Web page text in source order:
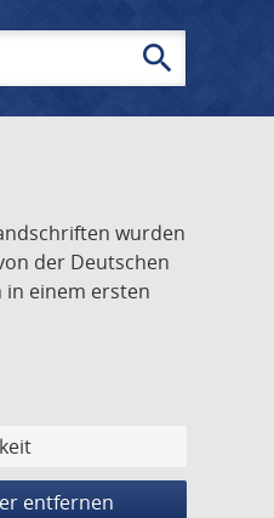
search
wurden
der Deutschen
einem ersten
entfernen